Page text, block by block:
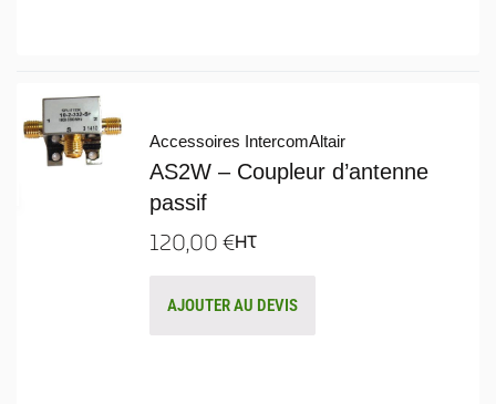
Accessoires IntercomAltair
AS2W – Coupleur d’antenne
passif
120,00€HT
AJOUTER AU DEVIS